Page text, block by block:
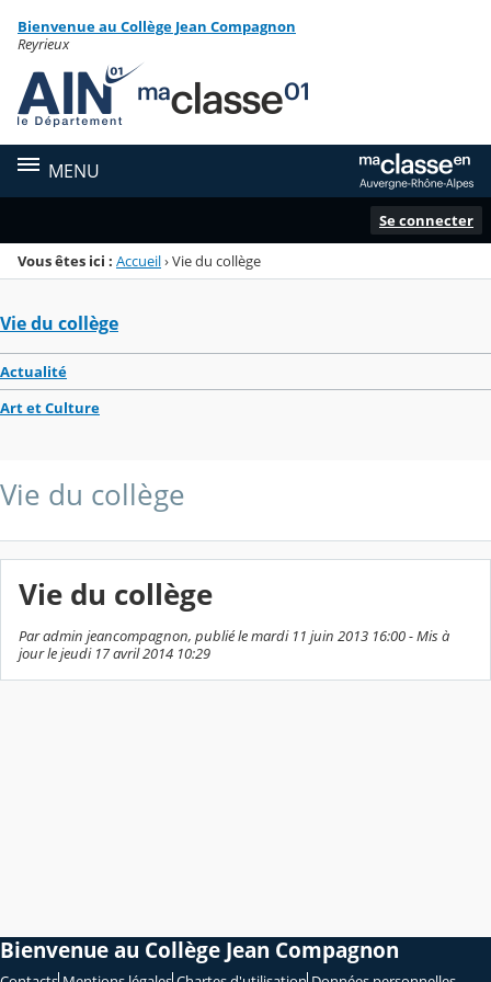
Menu de la rubrique
Contenu
Bienvenue au Collège Jean Compagnon
Reyrieux
MENU
Se connecter
Vous êtes ici : Accueil›Vie du collège
Vie du collège
Actualité
Art et Culture
Vie du collège
Vie du collège
Par admin jeancompagnon, publié le mardi 11 juin 2013 16:00 - Mis à
jour le jeudi 17 avril 2014 10:29
Bienvenue au Collège Jean Compagnon